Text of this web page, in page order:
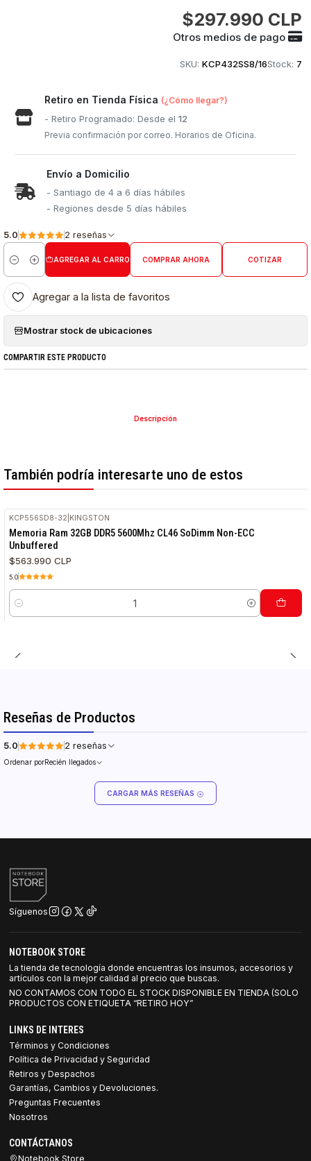
$297.990 CLP
Otros medios de pago
SKU: KCP432SS8/16Stock: 7
Retiro en Tienda Física (¿Cómo llegar?)
- Retiro Programado: Desde el12
Previa confirmación por correo. Horarios de Oficina.
Envío a Domicilio
- Santiago de 4 a 6 días hábiles
- Regiones desde 5 días hábiles
5.0 2 reseñas
Cantidad
AGREGAR AL CARRO COMPRAR AHORA COTIZAR
Agregar a la lista de favoritos
Mostrar stock de ubicaciones
COMPARTIR ESTE PRODUCTO
Descripción
También podría interesarte uno de estos
KCP556SD8-32 KINGSTON
Memoria Ram 32GB DDR5 5600Mhz CL46 SoDimm Non-ECC
Unbuffered
$563.990 CLP
5.0
Cantidad
Reseñas de Productos
5.0 2 reseñas
Ordenar porRecién llegados
CARGAR MÁS RESEÑAS
Síguenos
NOTEBOOK STORE
La tienda de tecnología donde encuentras los insumos, accesorios y
artículos con la mejor calidad al precio que buscas.
NO CONTAMOS CON TODO EL STOCK DISPONIBLE EN TIENDA (SOLO
PRODUCTOS CON ETIQUETA “RETIRO HOY”
LINKS DE INTERES
Términos y Condiciones
Política de Privacidad y Seguridad
Retiros y Despachos
Garantías, Cambios y Devoluciones.
Preguntas Frecuentes
Nosotros
CONTÁCTANOS
Notebook Store